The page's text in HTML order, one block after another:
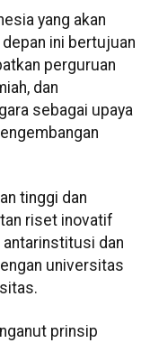
yang akan
ini bertujuan
perguruan
dan
sebagai upaya
tinggi dan
riset inovatif
dan
universitas
prinsip